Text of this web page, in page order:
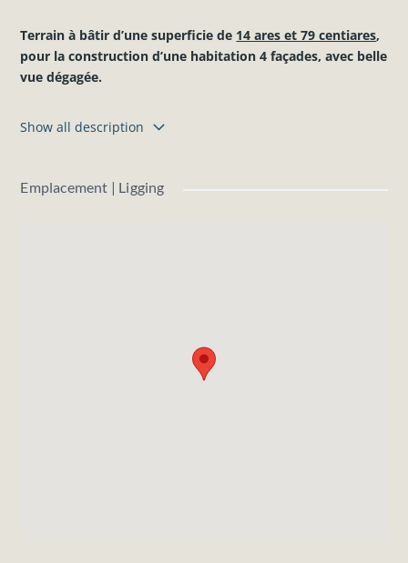
Terrain à bâtir d’une superficie de 14 ares et 79 centiares,
pour la construction d’une habitation 4 façades, avec belle
vue dégagée.
Orientation arrière: SUD
Profondeur parcelle
Eau et électricité présents dans la rue.
Les informations et superficies ci-dessus sont données à
titre indicatif et sont non contractuelles.
Show all description
Emplacement | Ligging